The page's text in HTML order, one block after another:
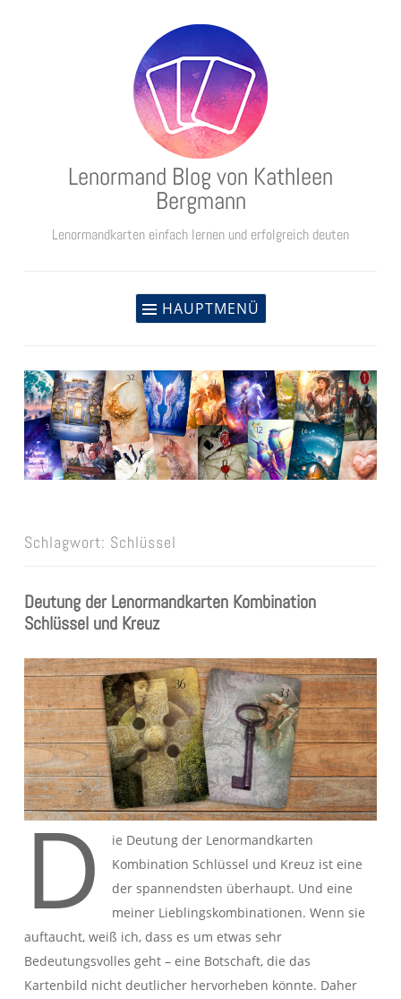
Lenormand Blog von Kathleen
Bergmann
Lenormandkarten einfach lernen und erfolgreich deuten
HAUPTMENÜ
Schlagwort: Schlüssel
Deutung der Lenormandkarten Kombination
Schlüssel und Kreuz
D
ie Deutung der Lenormandkarten
Kombination Schlüssel und Kreuz ist eine
der spannendsten überhaupt. Und eine
meiner Lieblingskombinationen. Wenn sie
auftaucht, weiß ich, dass es um etwas sehr
Bedeutungsvolles geht – eine Botschaft, die das
Kartenbild nicht deutlicher hervorheben könnte. Daher